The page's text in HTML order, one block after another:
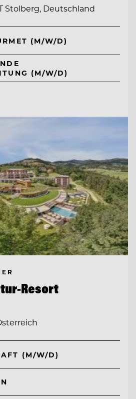
Stolberg, Deutschland
(M/W/D)
(M/W/D)
Resort
(M/W/D)